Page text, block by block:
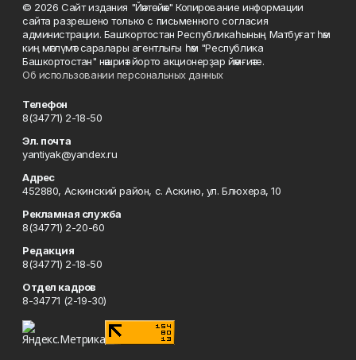
© 2026 Сайт издания "Йәнтөйәк" Копирование информации
сайта разрешено только с письменного согласия
администрации. Башҡортостан Республикаһының Матбуғат һәм
киң мәғлүмәт саралары агентлығы һәм "Республика
Башкортостан" нәшриәт йорто акционерҙар йәмғиәте.
Об использовании персональных данных
Телефон
8(34771) 2-18-50
Эл. почта
yantiyak@yandex.ru
Адрес
452880, Аскинский район, с. Аскино, ул. Блюхера, 10
Рекламная служба
8(34771) 2-20-60
Редакция
8(34771) 2-18-50
Отдел кадров
8-34771 (2-19-30)